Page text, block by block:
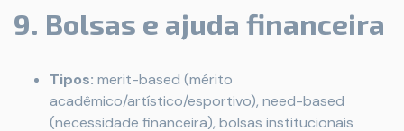
9. Bolsas e ajuda financeira
Tipos: merit-based (mérito
acadêmico/artístico/esportivo), need-based
(necessidade financeira), bolsas institucionais